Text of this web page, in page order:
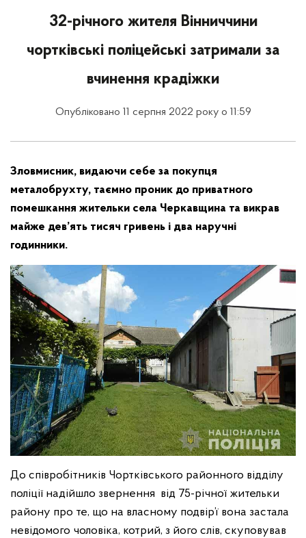
32-річного жителя Вінниччини
чортківські поліцейські затримали за
вчинення крадіжки
Опубліковано 11 серпня 2022 року о 11:59
Зловмисник, видаючи себе за покупця
металобрухту, таємно проник до приватного
помешкання жительки села Черкавщина та викрав
майже дев’ять тисяч гривень і два наручні
годинники.
До співробітників Чортківського районного відділу
поліції надійшло звернення від 75-річної жительки
району про те, що на власному подвір’ї вона застала
невідомого чоловіка, котрий, з його слів, скуповував